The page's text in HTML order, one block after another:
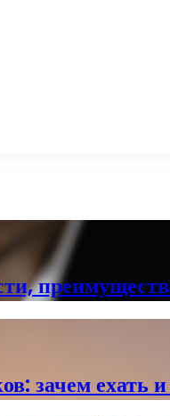
зачем ехать